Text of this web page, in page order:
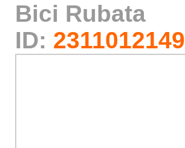
Bici Rubata
ID: 2311012149